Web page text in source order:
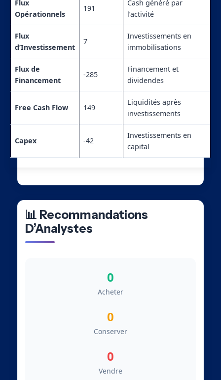
Flux
Opérationnels
191
Cash généré par
l’activité
Flux
d’Investissement
7
Investissements en
immobilisations
Flux de
Financement
-285
Financement et
dividendes
Free Cash Flow 149
Liquidités après
investissements
Capex -42
Investissements en
capital
📊 Recommandations
D’Analystes
0
Acheter
0
Conserver
0
Vendre